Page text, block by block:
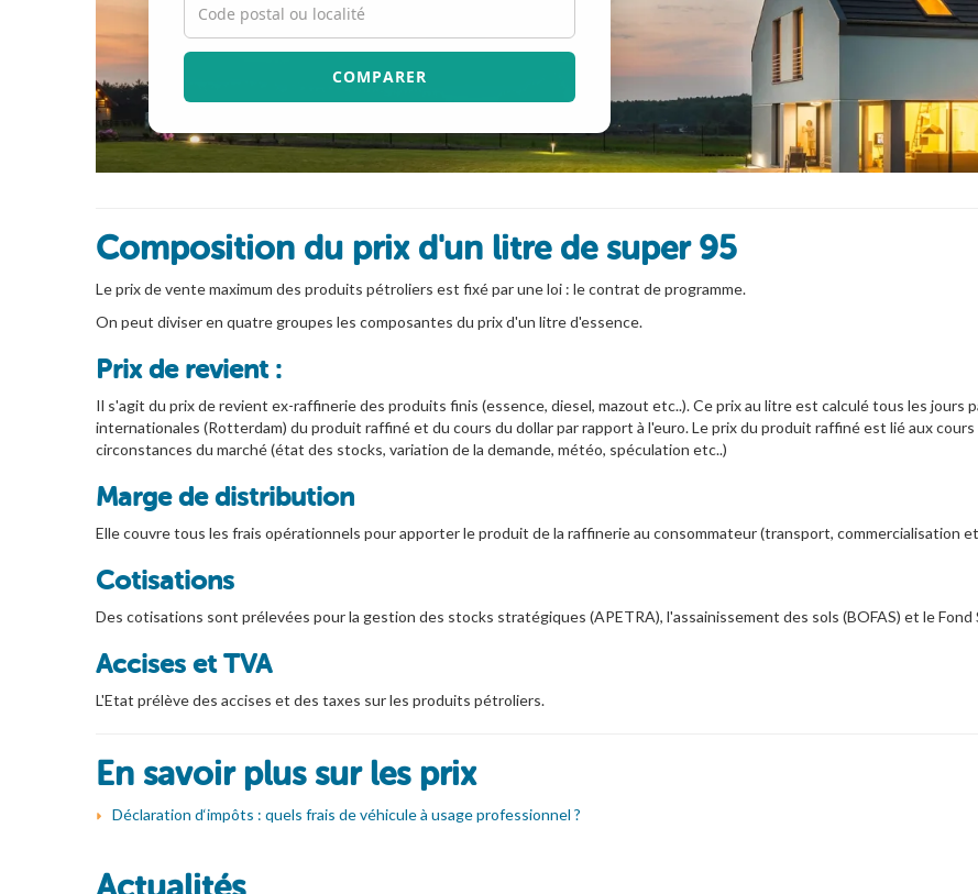
COMPARER
Composition du prix d'un litre de super 95
Le prix de vente maximum des produits pétroliers est fixé par une loi : le contrat de programme.
On peut diviser en quatre groupes les composantes du prix d'un litre d'essence.
Prix de revient :
Il s'agit du prix de revient ex-raffinerie des produits finis (essence, diesel, mazout etc..). Ce prix au litre est calculé tous les jours
internationales (Rotterdam) du produit raffiné et du cours du dollar par rapport à l'euro. Le prix du produit raffiné est lié aux
circonstances du marché (état des stocks, variation de la demande, météo, spéculation etc..)
Marge de distribution
Elle couvre tous les frais opérationnels pour apporter le produit de la raffinerie au consommateur (transport, commercialisation
Cotisations
Des cotisations sont prélevées pour la gestion des stocks stratégiques (APETRA), l'assainissement des sols (BOFAS) et le Fond
Accises et TVA
L'Etat prélève des accises et des taxes sur les produits pétroliers.
En savoir plus sur les prix
Déclaration d‘impôts : quels frais de véhicule à usage professionnel ?